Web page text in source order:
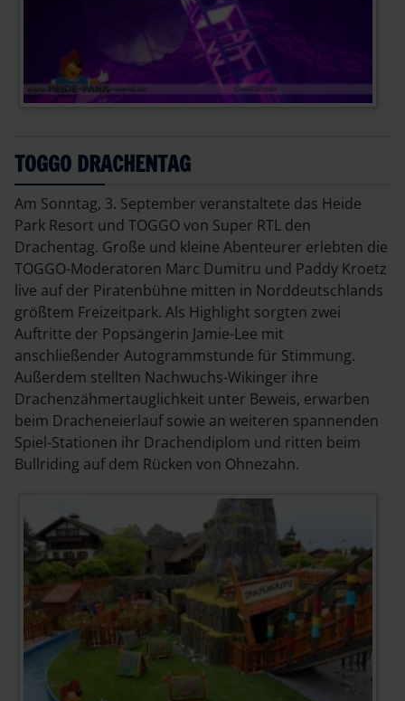
TOGGO DRACHENTAG
Am Sonntag, 3. September veranstaltete das Heide
Park Resort und TOGGO von Super RTL den
Drachentag. Große und kleine Abenteurer erlebten die
TOGGO-Moderatoren Marc Dumitru und Paddy Kroetz
live auf der Piratenbühne mitten in Norddeutschlands
größtem Freizeitpark. Als Highlight sorgten zwei
Auftritte der Popsängerin Jamie-Lee mit
anschließender Autogrammstunde für Stimmung.
Außerdem stellten Nachwuchs-Wikinger ihre
Drachenzähmertauglichkeit unter Beweis, erwarben
beim Dracheneierlauf sowie an weiteren spannenden
Spiel-Stationen ihr Drachendiplom und ritten beim
Bullriding auf dem Rücken von Ohnezahn.